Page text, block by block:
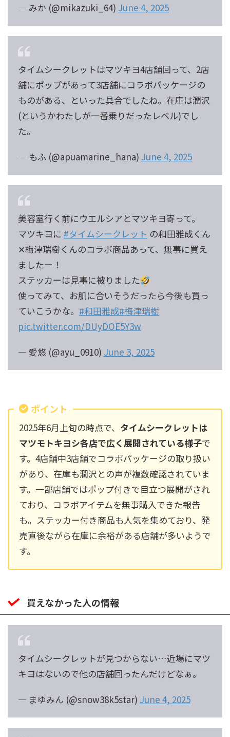
— みか (@mikazuki_64) June 4, 2025
タイムシークレットはマツキヨ4店舗回って、2店
舗にポップがあって3店舗にコラボパッケージの
ものがある、といった具合でしたね。在庫は潤沢
(というかわたしが一番乗りだったレベル)でし
た。
— もふ (@apuamarine_hana) June 4, 2025
美容室行く前にウエルシアとマツキヨ寄って。
マツキヨに #タイムシークレット の和田雅成くん
✕梅津瑞樹くんのコラボ商品あって、無事に買え
ましたー！
ステッカーは見事に被りました
使ってみて、お肌に合いそうだったら今後も買っ
ていこうかな。 #和田雅成#梅津瑞樹
pic.twitter.com/DUyDOE5Y3w
— 愛悠 (@ayu_0910) June 3, 2025
ポイント
2025年6月上旬の時点で、 タイムシークレットは
マツモトキヨシ各店で広く展開されている様子で
す。4店舗中3店舗でコラボパッケージの取り扱い
があり、在庫も潤沢との声が複数確認されていま
す。一部店舗ではポップ付きで目立つ展開がされ
ており、コラボアイテムを無事購入できた報告
も。ステッカー付き商品も人気を集めており、発
売直後ながら在庫に余裕がある店舗が多いようで
す。
買えなかった人の情報
タイムシークレットが見つからない…近場にマツ
キヨはないので他の店舗回ったんだけどなぁ。
— まゆみん (@snow38k5star) June 4, 2025